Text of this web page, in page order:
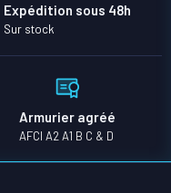
Expédition sous 48h
Sur stock
Armurier agréé
AFCI A2 A1 B C & D